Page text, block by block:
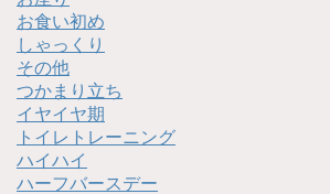
お食い初め
しゃっくり
その他
つかまり立ち
イヤイヤ期
トイレトレーニング
ハイハイ
ハーフバースデー